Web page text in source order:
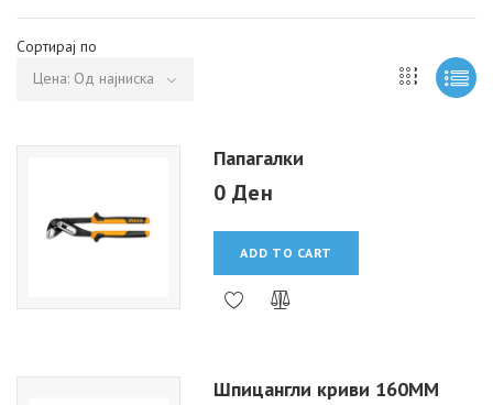
Сортирај по
Цена: Од најниска
Папагалки
0 Ден
ADD TO CART
Шпицангли криви 160MM